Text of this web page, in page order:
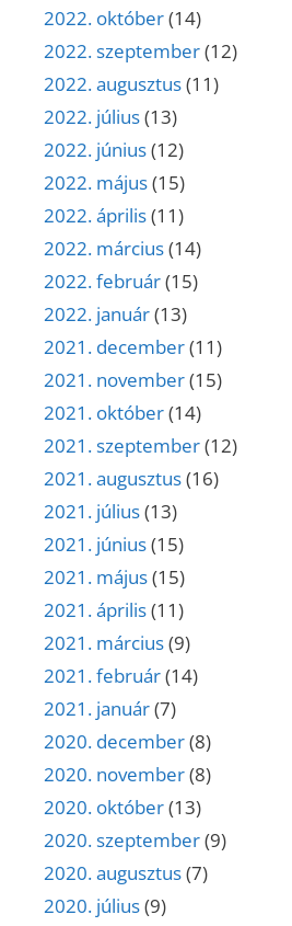
2022. október(14)
2022. szeptember(12)
2022. augusztus(11)
2022. július(13)
2022. június(12)
2022. május(15)
2022. április(11)
2022. március(14)
2022. február(15)
2022. január(13)
2021. december(11)
2021. november(15)
2021. október(14)
2021. szeptember(12)
2021. augusztus(16)
2021. július(13)
2021. június(15)
2021. május(15)
2021. április(11)
2021. március(9)
2021. február(14)
2021. január(7)
2020. december(8)
2020. november(8)
2020. október(13)
2020. szeptember(9)
2020. augusztus(7)
2020. július(9)